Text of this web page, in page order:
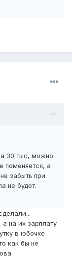
30 тыс, можно
поменяется, а
забыть при
не будет.
на их зарплату
в юбочке
как бы не